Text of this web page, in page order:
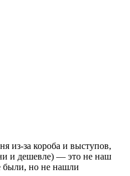
из-за короба и выступов,
и дешевле) — это не наш
были, но не нашли